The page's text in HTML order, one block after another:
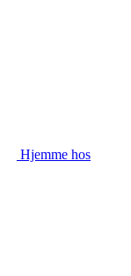
Hjemme hos